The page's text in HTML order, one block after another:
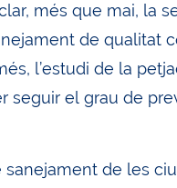
més que mai, la
de qualitat
l’estudi de la
seguir el grau de
de les